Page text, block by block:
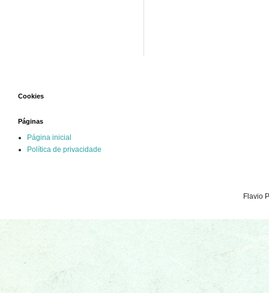
Cookies
Páginas
Página inicial
Política de privacidade
Flavio